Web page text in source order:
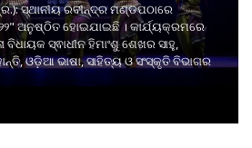
ସ୍ଥାନୀୟ ରବୀନ୍ଦ୍ର ମଣ୍ଡପଠାରେ
ଅନୁଷ୍ଠିତ ହୋଇଯାଇଛି । କାର୍ଯ୍ୟକ୍ରମରେ
ସ୍ଵାଧୀନ ହିମାଂଶୁ ଶେଖର ସାହୁ,
ଓଡ଼ିଆ ଭାଷା, ସାହିତ୍ୟ ଓ ସଂସ୍କୃତି ବିଭାଗର